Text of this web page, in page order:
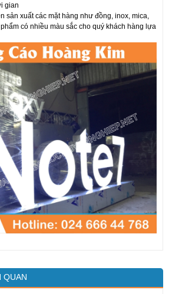
gian
sản xuất các mặt hàng như đồng, inox, mica,
có nhiều màu sắc cho quý khách hàng lựa
QUAN